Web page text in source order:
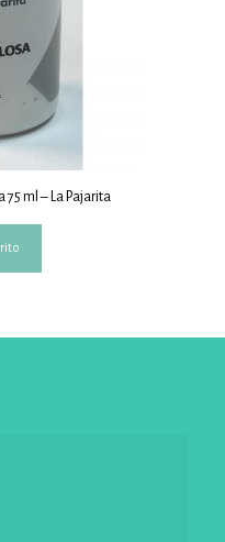
75 ml – La Pajarita